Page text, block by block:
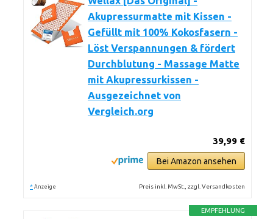
Akupressurmatte mit Kissen -
Gefüllt mit 100% Kokosfasern -
Löst Verspannungen & fördert
Durchblutung - Massage Matte
mit Akupressurkissen -
Ausgezeichnet von
Vergleich.org
39,99 €
Bei Amazon ansehen
* Anzeige Preis inkl. MwSt., zzgl. Versandkosten
EMPFEHLUNG